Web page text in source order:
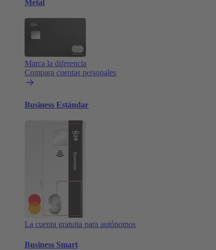
Metal
Marca la diferencia
Compara cuentas personales
Business Estándar
La cuenta gratuita para autónomos
Business Smart